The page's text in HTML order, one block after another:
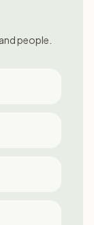
people.